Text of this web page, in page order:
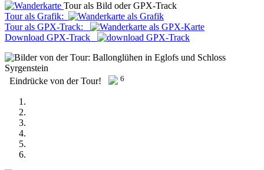
Tour als Bild oder GPX-Track
Tour als Grafik:
Tour als GPX-Track:
Download GPX-Track
Eindrücke von der Tour! 6